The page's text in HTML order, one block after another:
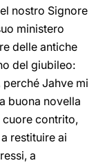
nostro Signore
ministero
delle antiche
del giubileo:
Jahve mi
buona novella
cuore contrito,
restituire ai
a